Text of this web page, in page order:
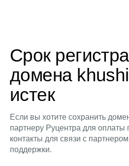
Срок
домена
истек
Если вы хотите сохранить
партнеру Руцентра для оплаты
контакты для связи с
поддержки.